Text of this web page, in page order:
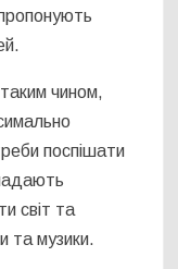
таким чином,
поспішати
світ та
та музики.